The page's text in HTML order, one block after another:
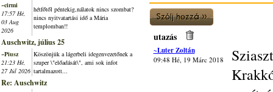
~cirmi
17:57 Hé,
03 Aug
2026
hétfőtől péntekig,nálatok nincs szombat?
nincs nyitvatartási idő a Mária
templomban!!
Auschwitz, július 25
~Piusz
21:23 Hé,
27 Júl 2026
Köszönjük a lágerbeli idegenvezetőnek a
szuper \"előadását\", ami sok infot
tartalmazott...
Re: Auschwitz
utazás
~Luter Zoltán
09:48 Hé, 19 Márc 2018